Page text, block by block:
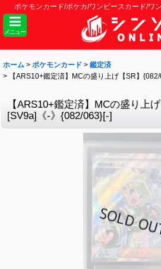
ポケモンカード/ポケカ/ワンピースカード/
メニュー
ホーム > ポケモンカード > 鑑定済
>
【ARS10+鑑定済】MCの盛り上げ【SR】
【ARS10+鑑定済】MCの盛り上
[SV9a]《-》{082/063}[-]